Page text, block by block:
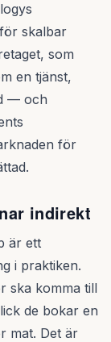
skalbar
som
en tjänst,
— och
för
indirekt
är ett
i praktiken.
ska komma till
de bokar en
mat. Det är